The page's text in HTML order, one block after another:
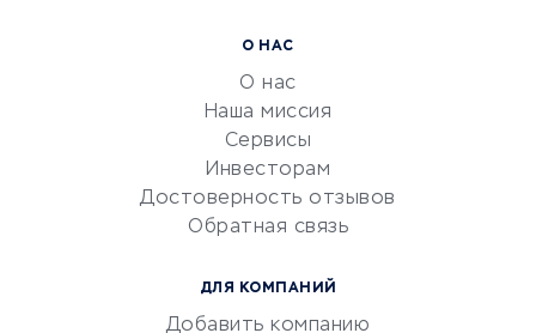
документооборот
Юридические компании
О НАС
О нас
Наша миссия
Сервисы
Инвесторам
Достоверность отзывов
Обратная связь
ДЛЯ КОМПАНИЙ
Добавить компанию